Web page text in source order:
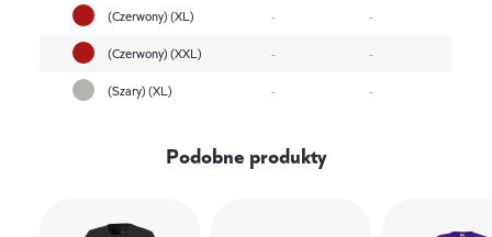
(Czerwony) (XL)
-
-
(Czerwony) (XXL)
-
-
(Szary) (XL)
- -
Podobne produkty